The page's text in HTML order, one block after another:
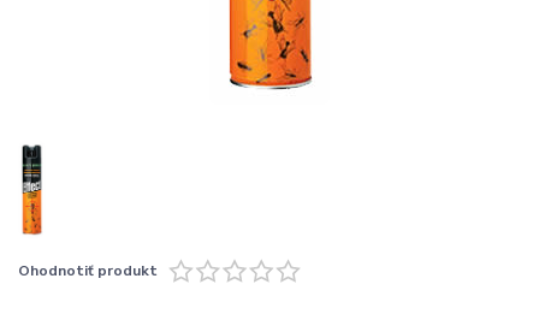
Ohodnotiť produkt